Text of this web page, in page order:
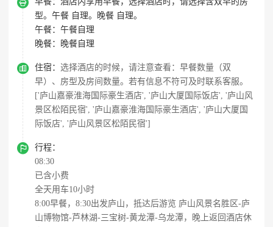
型。午餐 自理。晚餐 自理。
午餐： 午餐自理
晚餐：
晚餐自理
 住宿： 选择酒店的时候，请注意查看：早餐数量（双
早）、房型及房间数量。若有信息不符可及时联系客服。
['庐山嘉豪淮海国际豪生酒店', '庐山大厦国际饭店', '庐山风
景区松陌民宿', '庐山嘉豪淮海国际豪生酒店', '庐山大厦国
际饭店', '庐山风景区松陌民宿']

行程：
08:30
已含小费
全天用车10小时
8:00早餐，8:30出发庐山，抵达后游览 庐山风景名胜区-庐
山博物馆-芦林湖-三宝树-黄龙潭-乌龙潭，晚上返回酒店休